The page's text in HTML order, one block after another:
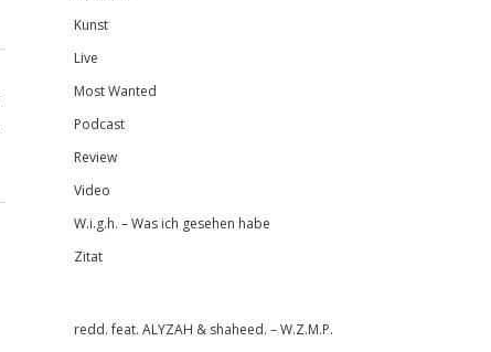
Kunst
Live
Most Wanted
Podcast
Review
Video
W.i.g.h. – Was ich gesehen habe
Zitat
redd. feat. ALYZAH & shaheed. – W.Z.M.P.